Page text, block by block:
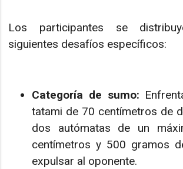
Los participantes se
siguientes desafíos específicos:
Categoría de sumo:
tatami de 70 centímetros de
dos autómatas de un
centímetros y 500 gramos
expulsar al oponente.